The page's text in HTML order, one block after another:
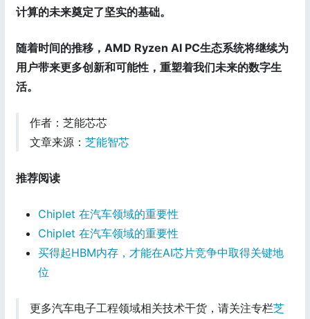
计算的未来奠定了坚实的基础。
随着时间的推移，AMD Ryzen AI PC生态系统将继续为
用户带来更多创新和可能性，重塑着我们未来的数字生
活。
作者：芝能芯芯
文章来源： 芝能智芯
推荐阅读
Chiplet 在汽车领域的重要性
Chiplet 在汽车领域的重要性
买得起HBM内存，才能在AI芯片竞争中取得关键地
位
更多汽车电子工程领域相关技术干货，请关注专栏芝